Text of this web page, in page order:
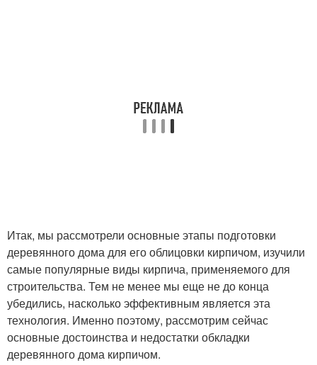
Итак, мы рассмотрели основные этапы подготовки
деревянного дома для его облицовки кирпичом, изучили
самые популярные виды кирпича, применяемого для
строительства. Тем не менее мы еще не до конца
убедились, насколько эффективным является эта
технология. Именно поэтому, рассмотрим сейчас
основные достоинства и недостатки обкладки
деревянного дома кирпичом.